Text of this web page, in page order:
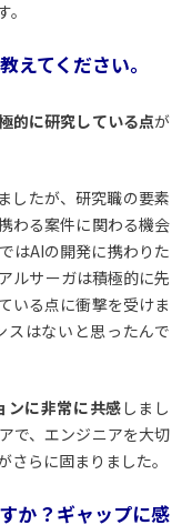
えてください。
的に研究している点が
したが、研究職の要素
わる案件に関わる機会
はAIの開発に携わりた
ルサーガは積極的に先
いる点に衝撃を受けま
スはないと思ったんで
ンに非常に共感 しまし
で、エンジニアを大切
らに固まりました。
か？ギャップに感